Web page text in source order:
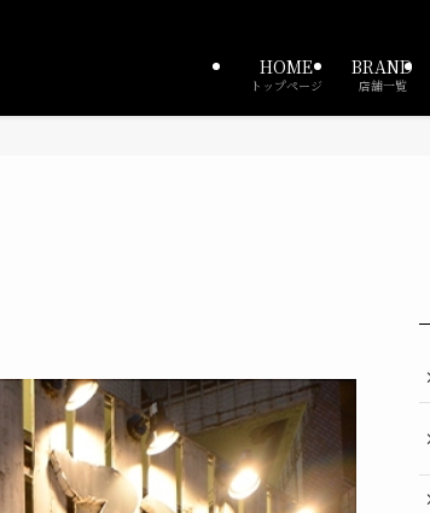
HOME
トップページ
BRAND
店舗一覧